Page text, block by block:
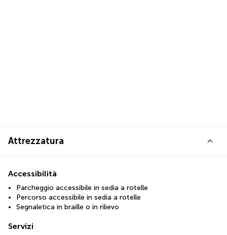
Attrezzatura
Accessibilità
Parcheggio accessibile in sedia a rotelle
Percorso accessibile in sedia a rotelle
Segnaletica in braille o in rilievo
Servizi